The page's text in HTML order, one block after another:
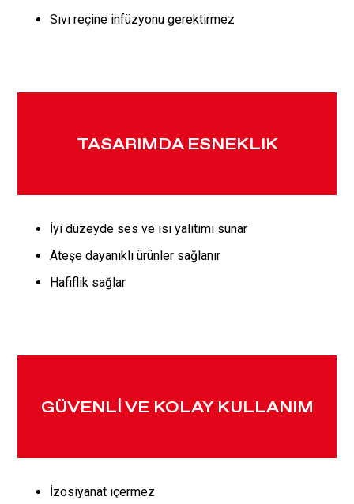
Sıvı reçine infüzyonu gerektirmez
TASARIMDA ESNEKLIK
İyi düzeyde ses ve ısı yalıtımı sunar
Ateşe dayanıklı ürünler sağlanır
Hafiflik sağlar
GÜVENLİ VE KOLAY KULLANIM
İzosiyanat içermez